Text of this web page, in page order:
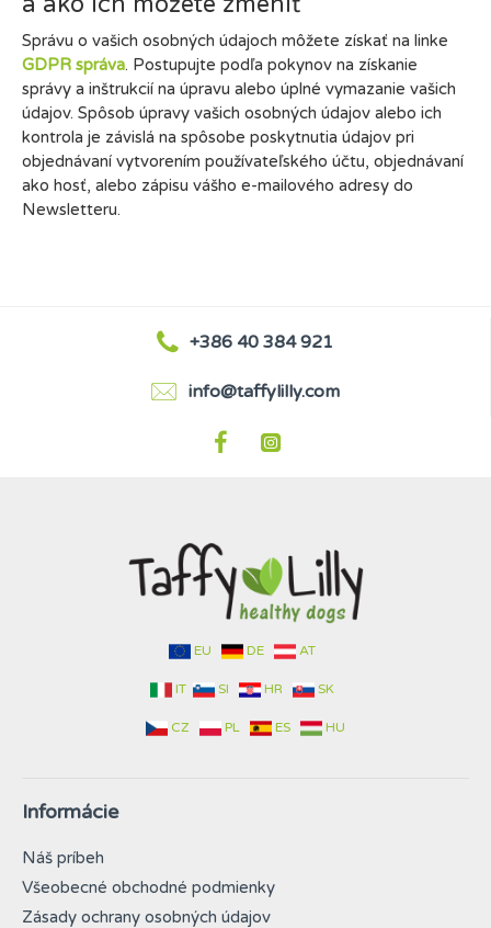
Správu o vašich osobných údajoch môžete získať na linke
GDPR správa. Postupujte podľa pokynov na získanie
správy a inštrukcií na úpravu alebo úplné vymazanie vašich
údajov. Spôsob úpravy vašich osobných údajov alebo ich
kontrola je závislá na spôsobe poskytnutia údajov pri
objednávaní vytvorením používateľského účtu, objednávaní
ako hosť, alebo zápisu vášho e-mailového adresy do
Newsletteru.
+386 40 384 921
info@taffylilly.com
EU DE AT
IT SI HR SK
CZ PL ES HU
Informácie
Náš príbeh
Všeobecné obchodné podmienky
Zásady ochrany osobných údajov